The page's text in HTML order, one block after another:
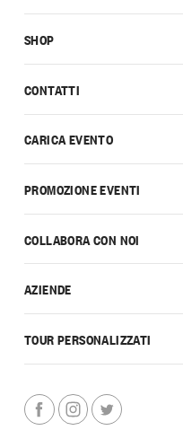
CONTATTI
CARICA EVENTO
PROMOZIONE EVENTI
COLLABORA CON NOI
AZIENDE
TOUR PERSONALIZZATI
SHOP